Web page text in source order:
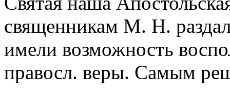
священникам М. Н.
имели возможность
правосл. веры. Самым